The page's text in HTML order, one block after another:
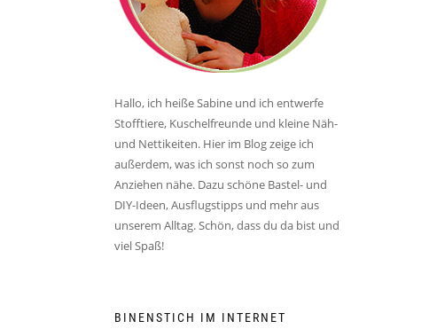
Hallo, ich heiße Sabine und ich entwerfe
Stofftiere, Kuschelfreunde und kleine Näh-
und Nettikeiten. Hier im Blog zeige ich
außerdem, was ich sonst noch so zum
Anziehen nähe. Dazu schöne Bastel- und
DIY-Ideen, Ausflugstipps und mehr aus
unserem Alltag. Schön, dass du da bist und
viel Spaß!
BINENSTICH IM INTERNET